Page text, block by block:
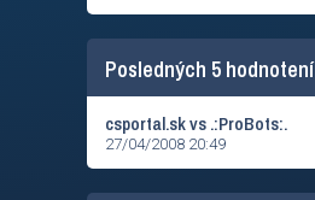
Posledných 5 hodnotení
csportal.sk vs .:ProBots:.
27/04/2008 20:49